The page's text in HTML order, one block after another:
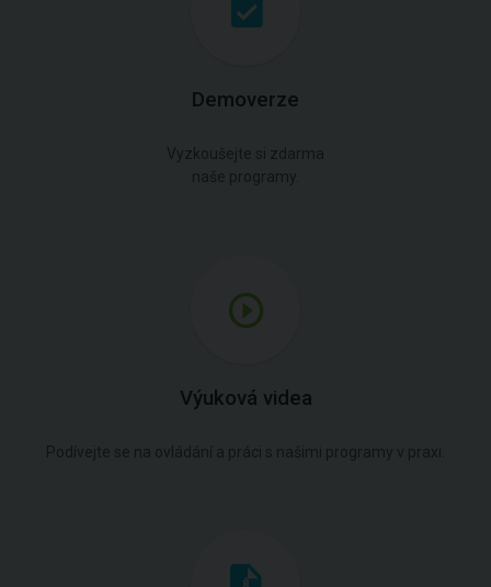
Demoverze
Vyzkoušejte si zdarma
naše programy.
Výuková videa
Podívejte se na ovládání a práci s našimi programy v praxi.